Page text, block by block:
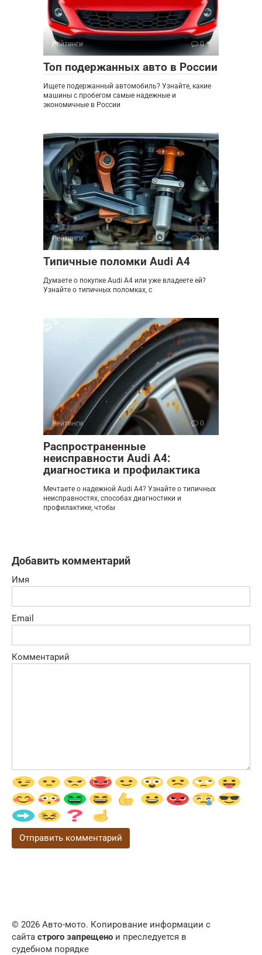
Рейтинги 0
Топ подержанных авто в России
Ищете подержанный автомобиль? Узнайте, какие
машины с пробегом самые надежные и
экономичные в России
Рейтинги 0
Типичные поломки Audi A4
Думаете о покупке Audi A4 или уже владеете ей?
Узнайте о типичных поломках, с
Рейтинги 0
Распространенные
неисправности Audi A4:
диагностика и профилактика
Мечтаете о надежной Audi A4? Узнайте о типичных
неисправностях, способах диагностики и
профилактике, чтобы
Добавить комментарий
Имя
Email
Комментарий
© 2026 Авто-мото. Копирование информации с
сайта строго запрещено и преследуется в
судебном порядке